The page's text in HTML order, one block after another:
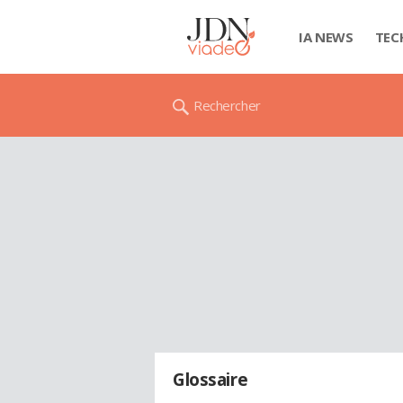
IA NEWS
Rechercher
Glossaire